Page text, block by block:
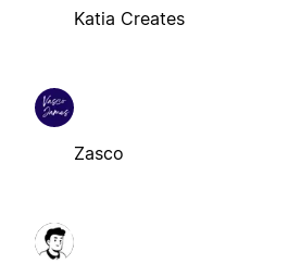
Katia Creates
Zasco